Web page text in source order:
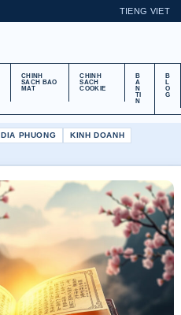
TIENG VIET
CHINH
SACH BAO
MAT
CHINH
SACH
COOKIE
B
A
N
TI
N
B
L
O
G
DIA PHUONG
KINH DOANH